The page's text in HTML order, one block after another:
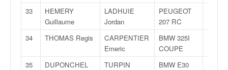
33
HEMERY
Guillaume
LADHUIE
Jordan
PEUGEOT
207 RC
34 THOMAS Regis
CARPENTIER
Emeric
BMW 325I
COUPE
35
DUPONCHEL
TURPIN
BMW E30